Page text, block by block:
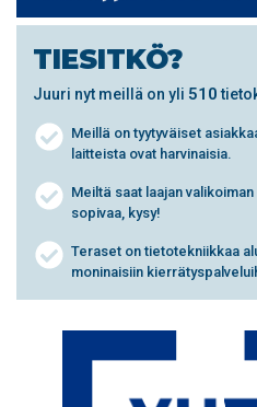
TIESITKÖ?
Juuri nyt meillä on yli 510
Meillä on tyytyväiset
laitteista ovat harvinaisia.
Meiltä saat laajan
sopivaa, kysy!
Teraset on tietotekniikkaa
moninaisiin